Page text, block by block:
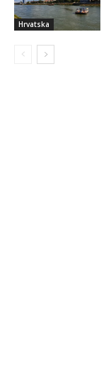
Hrvatska